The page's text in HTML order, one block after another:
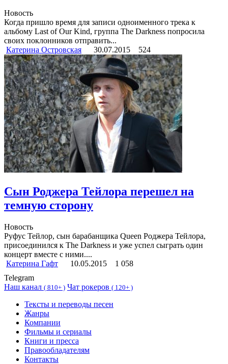
Новость
Когда пришло время для записи одноименного трека к
альбому Last of Our Kind, группа The Darkness попросила
своих поклонников отправить...
Катерина Островская
30.07.2015 524
Cын Роджера Тейлора перешел на
темную сторону
Новость
Руфус Тейлор, сын барабанщика Queen Роджера Тейлора,
присоединился к The Darkness и уже успел сыграть один
концерт вместе с ними....
Катерина Гафт
10.05.2015
1 058
Telegram
Наш канал ( 810+ ) Чат рокеров ( 120+ )
Тексты и переводы песен
Жанры
Компании
Фильмы и сериалы
Книги и пресса
Правообладателям
Контакты